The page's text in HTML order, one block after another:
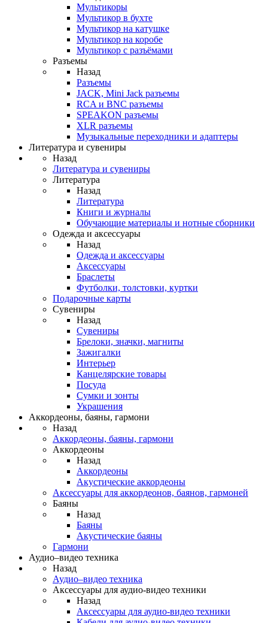
Мультикоры
Мультикор в бухте
Мультикор на катушке
Мультикор на коробе
Мультикор с разъёмами
Разъемы
Назад
Разъемы
JACK, Mini Jack разъемы
RCA и BNC разъемы
SPEAKON разъемы
XLR разъемы
Музыкальные переходники и адаптеры
Литература и сувениры
Назад
Литература и сувениры
Литература
Назад
Литература
Книги и журналы
Обучающие материалы и нотные сборники
Одежда и аксессуары
Назад
Одежда и аксессуары
Аксессуары
Браслеты
Футболки, толстовки, куртки
Подарочные карты
Сувениры
Назад
Сувениры
Брелоки, значки, магниты
Зажигалки
Интерьер
Канцелярские товары
Посуда
Сумки и зонты
Украшения
Аккордеоны, баяны, гармони
Назад
Аккордеоны, баяны, гармони
Аккордеоны
Назад
Аккордеоны
Акустические аккордеоны
Аксессуары для аккордеонов, баянов, гармоней
Баяны
Назад
Баяны
Акустические баяны
Гармони
Аудио–видео техника
Назад
Аудио–видео техника
Аксессуары для аудио-видео техники
Назад
Аксессуары для аудио-видео техники